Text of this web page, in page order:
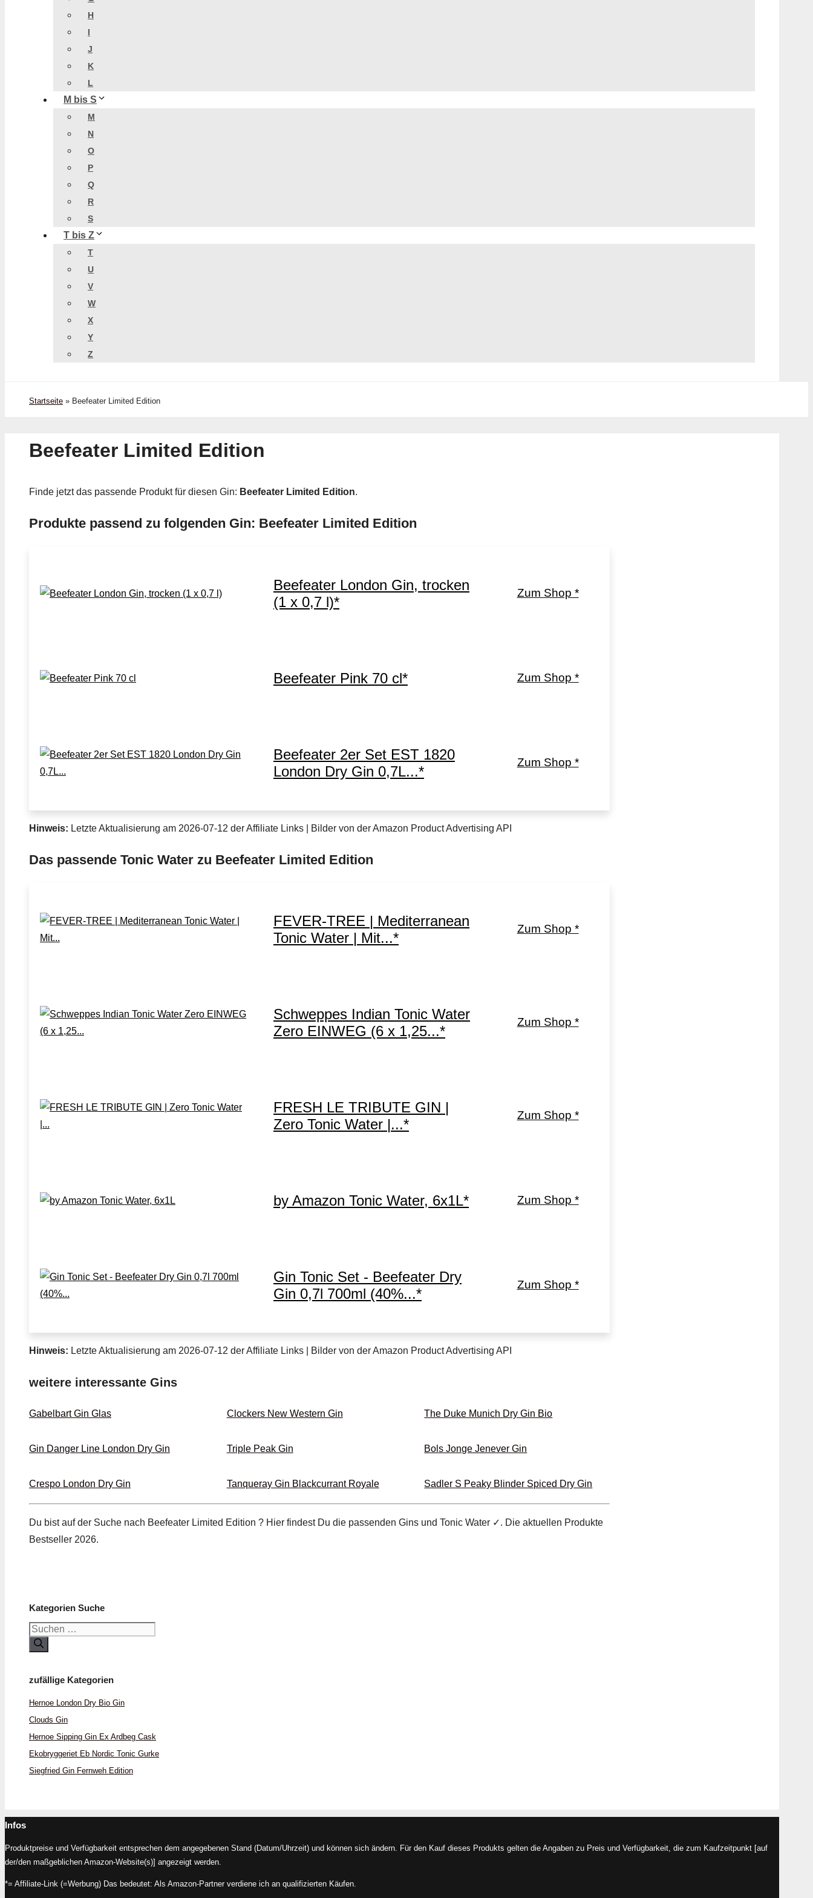
H
I
J
K
L
M bis S
M
N
O
P
Q
R
S
T bis Z
T
U
V
W
X
Y
Z
Startseite » Beefeater Limited Edition
Beefeater Limited Edition
Finde jetzt das passende Produkt für diesen Gin: Beefeater Limited Edition.
Produkte passend zu folgenden Gin: Beefeater Limited Edition
Beefeater London Gin, trocken
(1 x 0,7 l)*
Zum Shop *
Beefeater Pink 70 cl* Zum Shop *
Beefeater 2er Set EST 1820
London Dry Gin 0,7L...*
Zum Shop *
Hinweis: Letzte Aktualisierung am 2026-07-12 der Affiliate Links | Bilder von der Amazon Product Advertising API
Das passende Tonic Water zu Beefeater Limited Edition
FEVER-TREE | Mediterranean
Tonic Water | Mit...*
Zum Shop *
Schweppes Indian Tonic Water
Zero EINWEG (6 x 1,25...*
Zum Shop *
FRESH LE TRIBUTE GIN |
Zero Tonic Water |...*
Zum Shop *
by Amazon Tonic Water, 6x1L* Zum Shop *
Gin Tonic Set - Beefeater Dry
Gin 0,7l 700ml (40%...*
Zum Shop *
Hinweis: Letzte Aktualisierung am 2026-07-12 der Affiliate Links | Bilder von der Amazon Product Advertising API
weitere interessante Gins
Gabelbart Gin Glas Clockers New Western Gin The Duke Munich Dry Gin Bio
Gin Danger Line London Dry Gin Triple Peak Gin Bols Jonge Jenever Gin
Crespo London Dry Gin Tanqueray Gin Blackcurrant Royale Sadler S Peaky Blinder Spiced Dry Gin
Du bist auf der Suche nach Beefeater Limited Edition ? Hier findest Du die passenden Gins und Tonic Water ✓. Die aktuellen Produkte
Bestseller 2026.
Kategorien Suche
Suchen
nach:
zufällige Kategorien
Hernoe London Dry Bio Gin
Clouds Gin
Hernoe Sipping Gin Ex Ardbeg Cask
Ekobryggeriet Eb Nordic Tonic Gurke
Siegfried Gin Fernweh Edition
Infos
Produktpreise und Verfügbarkeit entsprechen dem angegebenen Stand (Datum/Uhrzeit) und können sich ändern. Für den Kauf dieses Produkts gelten die Angaben zu Preis und Verfügbarkeit, die zum Kaufzeitpunkt [auf
der/den maßgeblichen Amazon-Website(s)] angezeigt werden.
*= Affiliate-Link (=Werbung) Das bedeutet: Als Amazon-Partner verdiene ich an qualifizierten Käufen.